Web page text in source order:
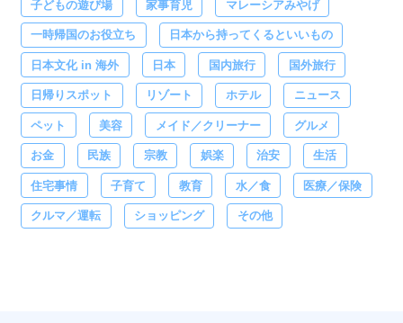
子どもの遊び場 家事育児 マレーシアみやげ
一時帰国のお役立ち 日本から持ってくるといいもの
日本文化 in 海外 日本 国内旅行 国外旅行
日帰りスポット リゾート ホテル ニュース
ペット 美容 メイド／クリーナー グルメ
お金 民族 宗教 娯楽 治安 生活
住宅事情 子育て 教育 水／食 医療／保険
クルマ／運転 ショッピング その他